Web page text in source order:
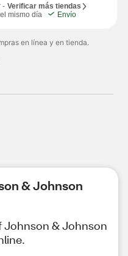
- Verificar más tiendas
mismo día
Envío
en línea y en tienda.
& Johnson
Johnson & Johnson